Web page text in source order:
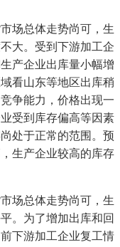
场总体走势尚可，生
大。受到下游加工企
产企业出库量小幅增
看山东等地区出库稍
争能力，价格出现一
受到库存偏高等因素
处于正常的范围。预
生产企业较高的库存
场总体走势尚可，生
。为了增加出库和回
下游加工企业复工情